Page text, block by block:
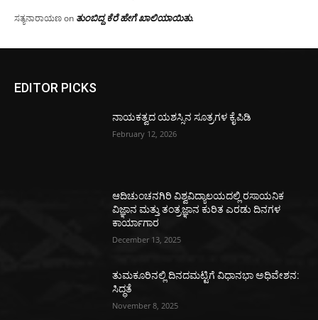
ಸತ್ಯನಾರಾಯಣon ತುಂಬಿದ್ದ ಕೆರೆ ಹೇಗೆ ಖಾಲಿಯಾಯಿತು.
EDITOR PICKS
ನಾಯಕತ್ವದ ಯಶಸ್ಸಿನ ಸೂತ್ರಗಳ ಕೈಪಿಡಿ
February 12, 2026
ಆದಿಚುಂಚನಗಿರಿ ವಿಶ್ವವಿದ್ಯಾಲಯದಲ್ಲಿ ರಸಾಯನಿಕ
ವಿಜ್ಞಾನ ಮತ್ತು ತಂತ್ರಜ್ಞಾನ ಕುರಿತ ಎರಡು ದಿನಗಳ
ಕಾರ್ಯಾಗಾರ
December 13, 2025
ತುಮಕೂರಿನಲ್ಲಿ ದಿನದಮಟ್ಟಿಗೆ ವಿಧಾನಭಾ ಅಧಿವೇಶನ:
ಸಿದ್ಧತೆ
November 8, 2025